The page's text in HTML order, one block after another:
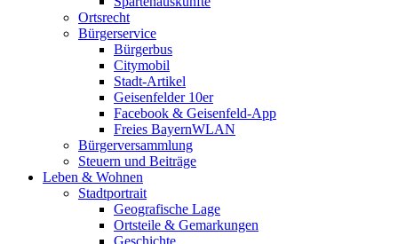
Ortsrecht
Bürgerservice
Bürgerbus
Citymobil
Stadt-Artikel
Geisenfelder 10er
Facebook & Geisenfeld-App
Freies BayernWLAN
Bürgerversammlung
Steuern und Beiträge
Leben & Wohnen
Stadtportrait
Geografische Lage
Ortsteile & Gemarkungen
Geschichte